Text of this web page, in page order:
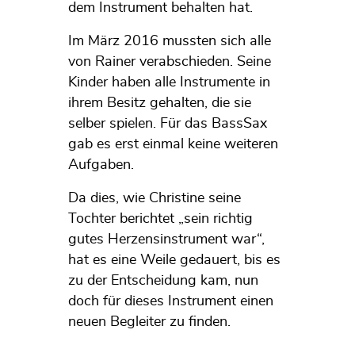
dem Instrument behalten hat.
Im März 2016 mussten sich alle
von Rainer verabschieden. Seine
Kinder haben alle Instrumente in
ihrem Besitz gehalten, die sie
selber spielen. Für das BassSax
gab es erst einmal keine weiteren
Aufgaben.
Da dies, wie Christine seine
Tochter berichtet „sein richtig
gutes Herzensinstrument war“,
hat es eine Weile gedauert, bis es
zu der Entscheidung kam, nun
doch für dieses Instrument einen
neuen Begleiter zu finden.